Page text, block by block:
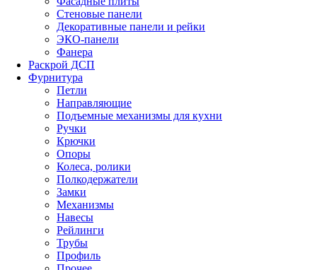
Стеновые панели
Декоративные панели и рейки
ЭКО-панели
Фанера
Раскрой ДСП
Фурнитура
Петли
Направляющие
Подъемные механизмы для кухни
Ручки
Крючки
Опоры
Колеса, ролики
Полкодержатели
Замки
Механизмы
Навесы
Рейлинги
Трубы
Профиль